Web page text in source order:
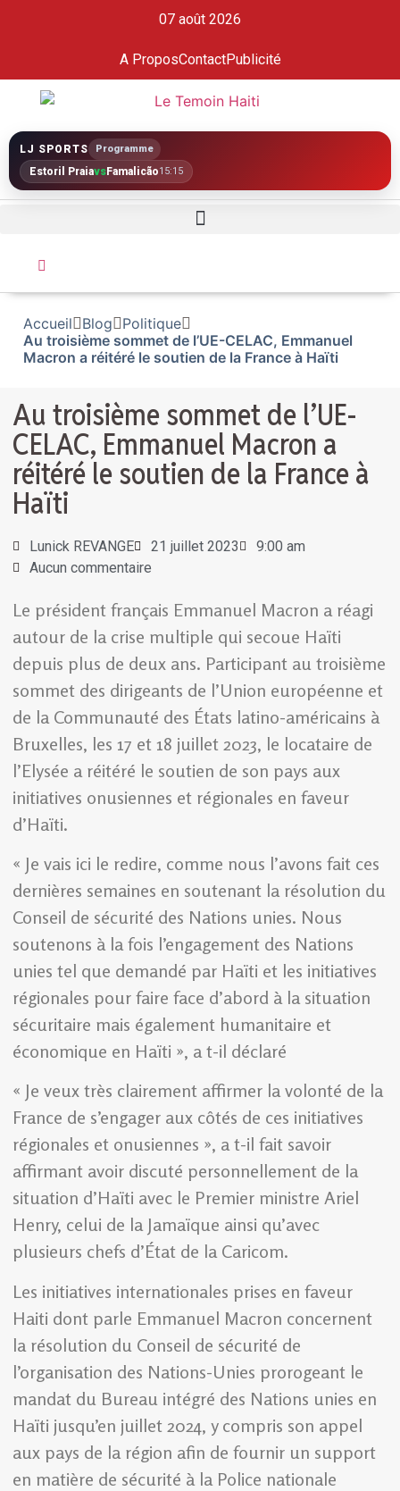
07 août 2026
A ProposContactPublicité
LJ SPORTS Programme
Estoril PraiavsFamalicão15:15
Accueil Blog
Politique
Au troisième sommet de l’UE-CELAC, Emmanuel
Macron a réitéré le soutien de la France à Haïti
Au troisième sommet de l’UE-
CELAC, Emmanuel Macron a
réitéré le soutien de la France à
Haïti
Lunick REVANGE 21 juillet 2023
9:00 am
Aucun commentaire
Le président français Emmanuel Macron a réagi
autour de la crise multiple qui secoue Haïti
depuis plus de deux ans. Participant au troisième
sommet des dirigeants de l’Union européenne et
de la Communauté des États latino-américains à
Bruxelles, les 17 et 18 juillet 2023, le locataire de
l’Elysée a réitéré le soutien de son pays aux
initiatives onusiennes et régionales en faveur
d’Haïti.
« Je vais ici le redire, comme nous l’avons fait ces
dernières semaines en soutenant la résolution du
Conseil de sécurité des Nations unies. Nous
soutenons à la fois l’engagement des Nations
unies tel que demandé par Haïti et les initiatives
régionales pour faire face d’abord à la situation
sécuritaire mais également humanitaire et
économique en Haïti », a t-il déclaré
« Je veux très clairement affirmer la volonté de la
France de s’engager aux côtés de ces initiatives
régionales et onusiennes », a t-il fait savoir
affirmant avoir discuté personnellement de la
situation d’Haïti avec le Premier ministre Ariel
Henry, celui de la Jamaïque ainsi qu’avec
plusieurs chefs d’État de la Caricom.
Les initiatives internationales prises en faveur
Haiti dont parle Emmanuel Macron concernent
la résolution du Conseil de sécurité de
l’organisation des Nations-Unies prorogeant le
mandat du Bureau intégré des Nations unies en
Haïti jusqu’en juillet 2024, y compris son appel
aux pays de la région afin de fournir un support
en matière de sécurité à la Police nationale